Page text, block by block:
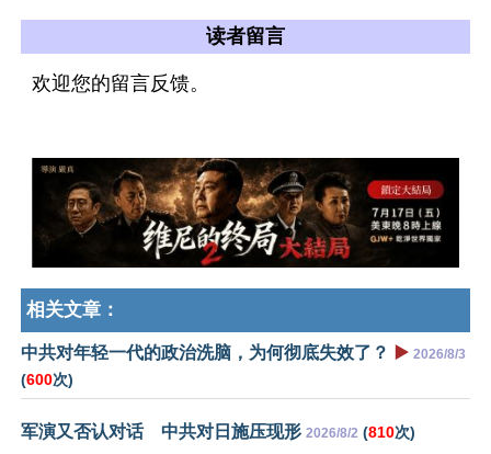
读者留言
欢迎您的留言反馈。
相关文章：
中共对年轻一代的政治洗脑，为何彻底失效了？ ▶️ 2026/8/3
(600次)
军演又否认对话 中共对日施压现形 2026/8/2 (810次)